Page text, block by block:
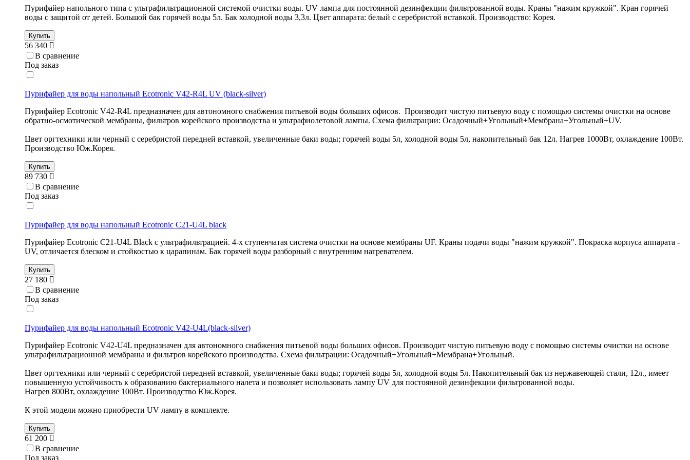
Пурифайер напольного типа с ультрафильтрационной системой очистки воды. UV лампа для постоянной дезинфекции фильтрованной воды. Краны "нажим кружкой". Кран горячей
воды с защитой от детей. Большой бак горячей воды 5л. Бак холодной воды 3,3л. Цвет аппарата: белый с серебристой вставкой. Производство: Корея.
Купить
56 340
В сравнение
Под заказ
Пурифайер для воды напольный Ecotronic V42-R4L UV (black-silver)
Пурифайер Ecotronic V42-R4L предназначен для автономного снабжения питьевой воды больших офисов. Производит чистую питьевую воду с помощью системы очистки на основе
обратно-осмотической мембраны, фильтров корейского производства и ультрафиолетовой лампы. Схема фильтрации: Осадочный+Угольный+Мембрана+Угольный+UV.
Цвет оргтехники или черный с серебристой передней вставкой, увеличенные баки воды; горячей воды 5л, холодной воды 5л, накопительный бак 12л. Нагрев 1000Вт, охлаждение 100Вт.
Производство Юж.Корея.
Купить
89 730
В сравнение
Под заказ
Пурифайер для воды напольный Ecotronic C21-U4L black
Пурифайер Ecotronic C21-U4L Black с ультрафильтрацией. 4-х ступенчатая система очистки на основе мембраны UF. Краны подачи воды "нажим кружкой". Покраска корпуса аппарата -
UV, отличается блеском и стойкостью к царапинам. Бак горячей воды разборный с внутренним нагревателем.
Купить
27 180
В сравнение
Под заказ
Пурифайер для воды напольный Ecotronic V42-U4L(black-silver)
Пурифайер Ecotronic V42-U4L предназначен для автономного снабжения питьевой воды больших офисов. Производит чистую питьевую воду с помощью системы очистки на основе
ультрафильтрационной мембраны и фильтров корейского производства. Схема фильтрации: Осадочный+Угольный+Мембрана+Угольный.
Цвет оргтехники или черный с серебристой передней вставкой, увеличенные баки воды; горячей воды 5л, холодной воды 5л. Накопительный бак из нержавеющей стали, 12л., имеет
повышенную устойчивость к образованию бактериального налета и позволяет использовать лампу UV для постоянной дезинфекции фильтрованной воды.
Нагрев 800Вт, охлаждение 100Вт. Производство Юж.Корея.
К этой модели можно приобрести UV лампу в комплекте.
Купить
61 200
В сравнение
Под заказ